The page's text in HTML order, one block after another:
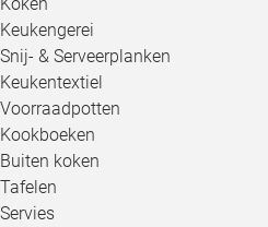
Keukengerei
Snij- & Serveerplanken
Keukentextiel
Voorraadpotten
Kookboeken
Buiten koken
Tafelen
Servies